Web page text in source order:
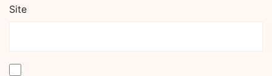
Site